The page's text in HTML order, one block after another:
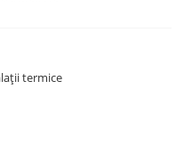
termice